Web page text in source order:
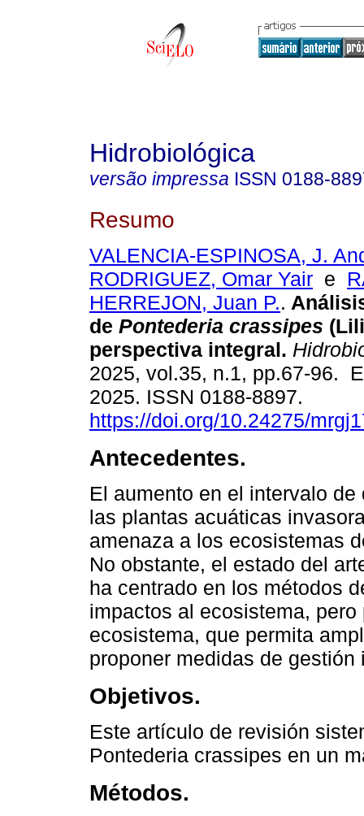
Hidrobiológica
versão impressa ISSN 0188-
Resumo
VALENCIA-ESPINOSA, J.
RODRIGUEZ, Omar Yair e
HERREJON, Juan P..
de Pontederia crassipes
perspectiva integral.
2025, vol.35, n.1, pp.67-96.
2025. ISSN 0188-8897.
https://doi.org/10.24275/
Antecedentes.
El aumento en el intervalo de
las plantas acuáticas
amenaza a los ecosistemas
No obstante, el estado del
ha centrado en los métodos
impactos al ecosistema,
ecosistema, que permita
proponer medidas de gestión
Objetivos.
Este artículo de revisión
Pontederia crassipes en un
Métodos.